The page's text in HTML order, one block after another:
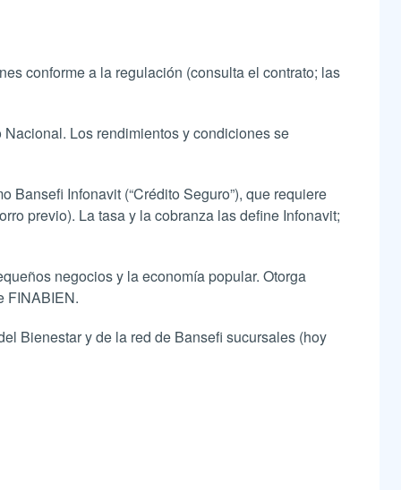
conforme a la regulación (consulta el contrato; las
Los rendimientos y condiciones se
Infonavit (“Crédito Seguro”), que requiere
previo). La tasa y la cobranza las define Infonavit;
negocios y la economía popular. Otorga
FINABIEN.
Bienestar y de la red de Bansefi sucursales (hoy